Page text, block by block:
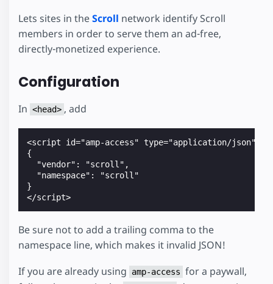
Lets sites in theScroll network identify Scroll
members in order to serve them an ad-free,
directly-monetized experience.
Configuration
In <head> , add
<script id="amp-access" type="application/json">
{
  "vendor": "scroll",
  "namespace": "scroll"
}
Be sure not to add a trailing comma to the
namespace line, which makes it invalid JSON!
If you are already using
amp-access for a paywall,